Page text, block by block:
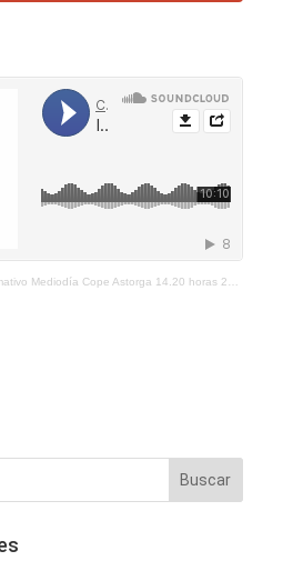
Mediodía Cope Astorga 14.20 horas 29 de Abril 2021